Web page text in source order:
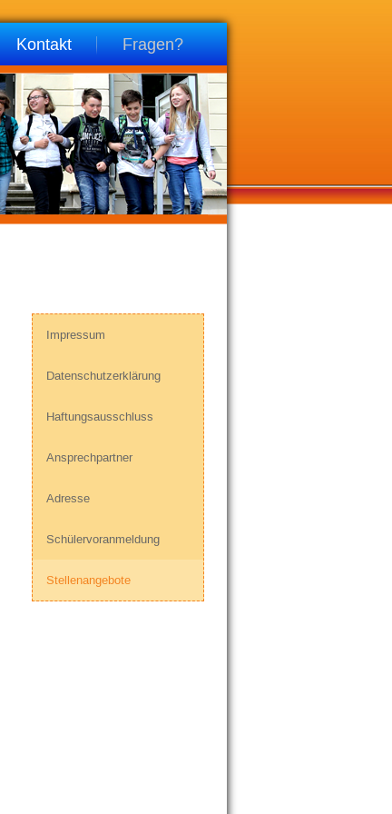
Kontakt Fragen?
Impressum
Datenschutzerklärung
Haftungsausschluss
Ansprechpartner
Adresse
Schülervoranmeldung
Stellenangebote